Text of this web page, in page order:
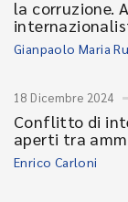
la corruzione.
Gianpaolo Maria
18 Dicembre 2024
Conflitto di
aperti tra
Enrico Carloni